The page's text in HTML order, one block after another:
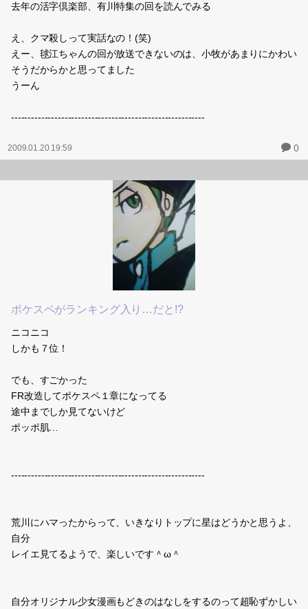
去年の活字倶楽部、有川特集の回を読んでみる
え、クマ殺しって実話なの！(笑)
えー、毬江ちゃんの回が放送できないのは、小牧があまりにかわい
そうだからかと思ってました
うーん
----------------------------------------------------------
2009.01.20 19:59 0
ポケスペがランキング入り…だと!?
ニコニコ
しかも７位！
でも、すごかった
FR改造してポケスペ１章になってる
途中までしか見てないけど
ポッポ肌…
----------------------------------------------------------
荒川にハマったからって、いきなりトップに星はどうかと思うよ、
自分
レイエ見てるようで、楽しいです＾ω＾
自分オリジナル少女漫画もどきのはなしをするのって超恥ずかしい